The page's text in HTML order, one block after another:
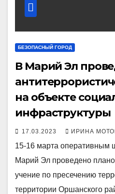
БЕЗОПАСНЫЙ ГОРОД
В Марий Эл
на объекте
инфраструктуры
17.03.2023 ИРИНА
15-16 марта оперативным
Марий Эл проведено
учение по пресечению
территории Оршанского